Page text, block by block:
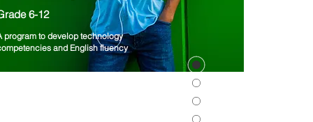
6-12
program to develop technology
and English fluency